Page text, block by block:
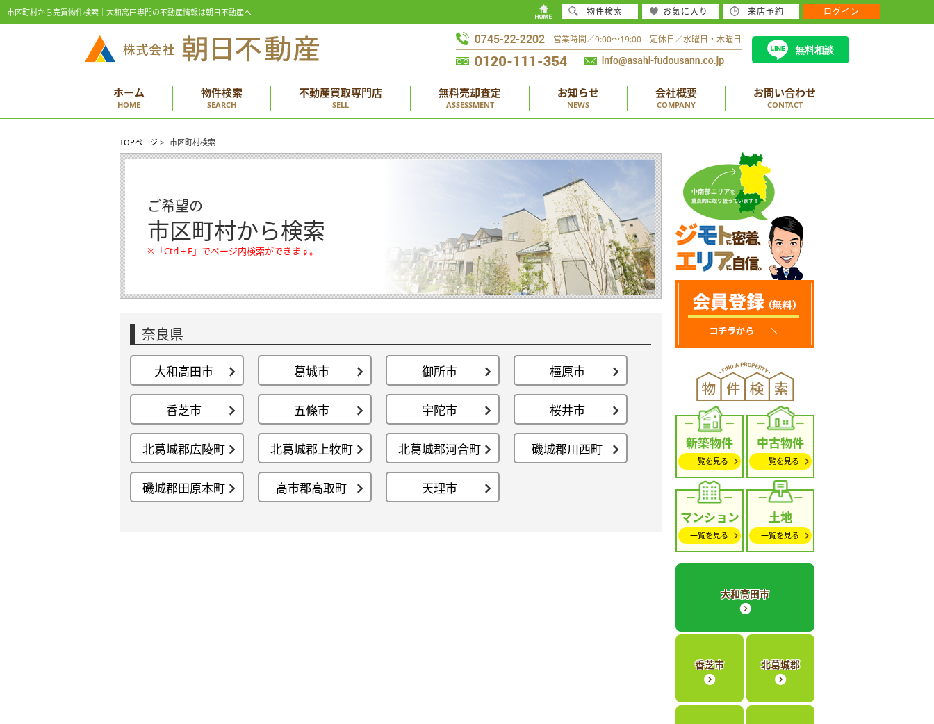
市区町村から売買物件検索｜大和高田専門の不動産情報は朝日不動産へ
営業時間／9:00～19:00 定休日／水曜日・木曜日
無料相談
ホーム
HOME
物件検索
SEARCH
不動産買取専門店
SELL
無料売却査定
ASSESSMENT
お知らせ
NEWS
会社概要
COMPANY
お問い合わせ
CONTACT
TOPページ > 市区町村検索
ご希望の
市区町村から検索
※「Ctrl + F」でページ内検索ができます。
奈良県
大和高田市 葛城市 御所市 橿原市
香芝市 五條市 宇陀市 桜井市
北葛城郡広陵町 北葛城郡上牧町 北葛城郡河合町 磯城郡川西町
磯城郡田原本町 高市郡高取町 天理市
新築物件
一覧を見る
中古物件
一覧を見る
マンション
一覧を見る
土地
一覧を見る
大和高田市
香芝市 北葛城郡
物件検索 お気に入り 来店予約 ログイン